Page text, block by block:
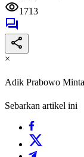
1713
×
Adik Prabowo
Sebarkan artikel ini